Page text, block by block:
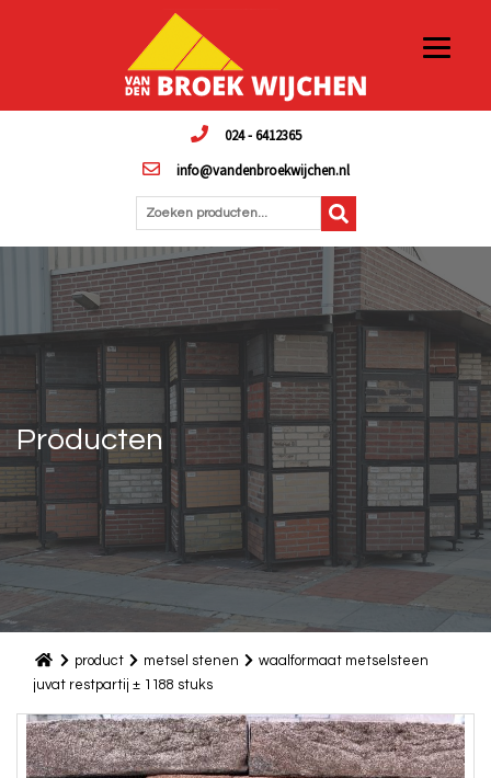
024 - 6412365
info@vandenbroekwijchen.nl
Zoeken producten...
Producten
product metsel stenen
waalformaat metselsteen
juvat restpartij ± 1188 stuks